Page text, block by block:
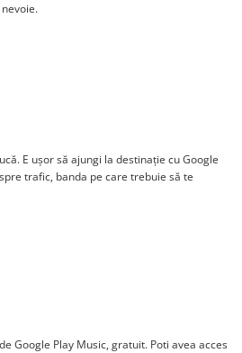
E ușor să ajungi la destinație cu Google
trafic, banda pe care trebuie să te
Google Play Music, gratuit. Poti avea acces